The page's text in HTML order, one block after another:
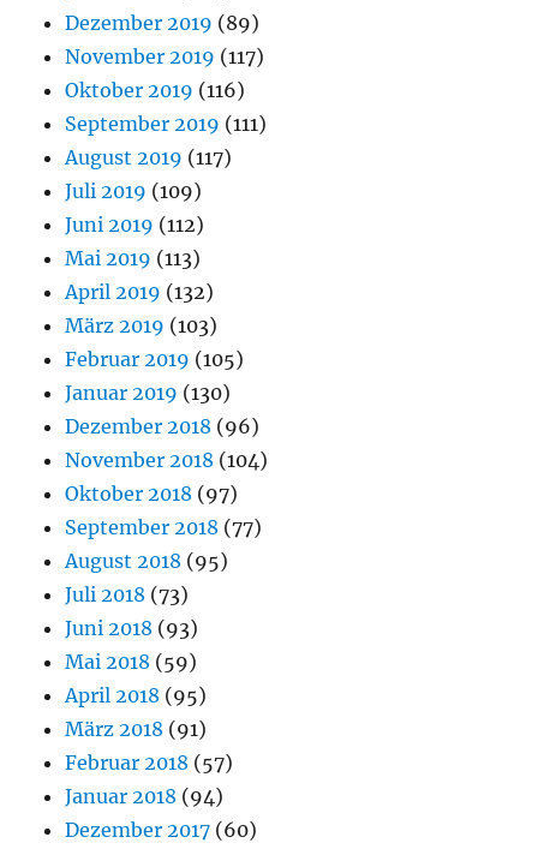
Dezember 2019 (89)
November 2019 (117)
Oktober 2019 (116)
September 2019 (111)
August 2019 (117)
Juli 2019 (109)
Juni 2019 (112)
Mai 2019 (113)
April 2019 (132)
März 2019 (103)
Februar 2019 (105)
Januar 2019 (130)
Dezember 2018 (96)
November 2018 (104)
Oktober 2018 (97)
September 2018 (77)
August 2018 (95)
Juli 2018 (73)
Juni 2018 (93)
Mai 2018 (59)
April 2018 (95)
März 2018 (91)
Februar 2018 (57)
Januar 2018 (94)
Dezember 2017 (60)